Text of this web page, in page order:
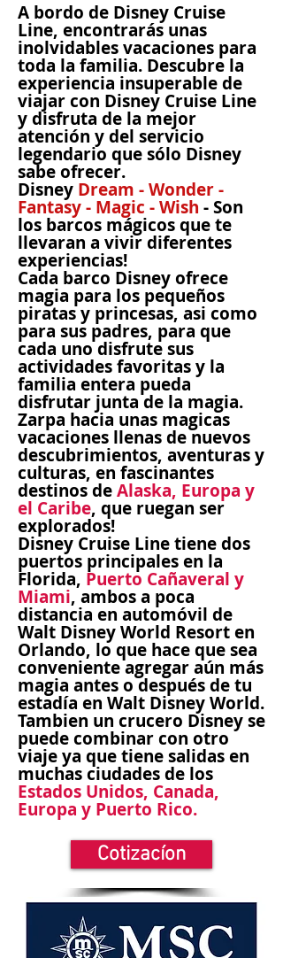
A bordo de Disney Cruise
Line, encontrarás unas
inolvidables vacaciones para
toda la familia. Descubre la
experiencia insuperable de
viajar con Disney Cruise Line
y disfruta de la mejor
atención y del servicio
legendario que sólo Disney
sabe ofrecer.
Disney Dream - Wonder -
Fantasy - Magic - Wish - Son
los barcos mágicosque te
llevaran a vivir diferentes
experiencias!
Cada barco Disney ofrece
magia para los pequeños
piratas y princesas, asi como
para sus padres, para que
cada uno disfrute sus
actividades favoritas y la
familia entera pueda
disfrutar junta de la magia.
Zarpa hacia unas magicas
vacaciones llenas de nuevos
descubrimientos, aventuras y
culturas, en fascinantes
destinos deAlaska, Europa y
el Caribe, que ruegan ser
explorados!
Disney Cruise Line tiene dos
puertos principales en la
Florida, Puerto Cañaveral y
Miami, ambos a poca
distancia en automóvil de
Walt Disney World Resort en
Orlando, lo que hace que sea
conveniente agregar aún más
magia antes o después de tu
estadía en Walt Disney World.
Tambien un crucero Disney se
puede combinar con otro
viaje ya que tiene salidas en
muchasciudadesde los
Estados Unidos, Canada,
Europa y Puerto Rico.
Cotizacíon